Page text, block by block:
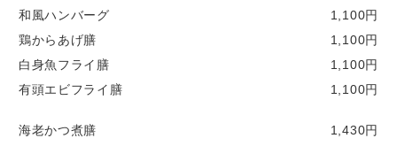
和風ハンバーグ
1,100円
鶏からあげ膳
1,100円
白身魚フライ膳
1,100円
有頭エビフライ膳
1,100円
海老かつ煮膳
1,430円